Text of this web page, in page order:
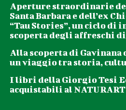
Aperture straordinarie
Santa Barbara e dell’ex
“Tau Stories”, un ciclo di
scoperta degli affreschi
Alla scoperta di Gavinana
un viaggio tra storia,
I libri della Giorgio Tesi
acquistabili al